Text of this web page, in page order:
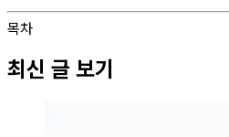
목차
최신 글 보기